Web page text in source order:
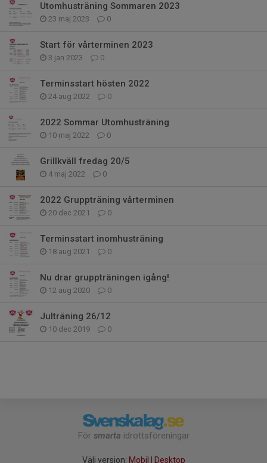
Utomhusträning Sommaren 2023
23 maj 2023 0
Start för vårterminen 2023
3 jan 2023 0
Terminsstart hösten 2022
24 aug 2022 0
2022 Sommar Utomhusträning
10 maj 2022 0
Grillkväll fredag 20/5
4 maj 2022 0
2022 Gruppträning vårterminen
20 dec 2021 0
Terminsstart inomhusträning
18 aug 2021 0
Nu drar gruppträningen igång!
12 aug 2020 0
Julträning 26/12
10 dec 2019 0
För smarta idrottsföreningar
Välj version: Mobil Desktop